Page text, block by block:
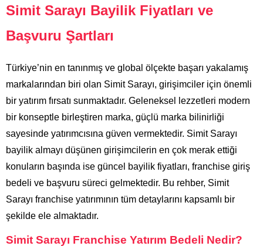
Simit Sarayı Bayilik Fiyatları ve
Başvuru Şartları
Türkiye’nin en tanınmış ve global ölçekte başarı yakalamış
markalarından biri olan Simit Sarayı, girişimciler için önemli
bir yatırım fırsatı sunmaktadır. Geleneksel lezzetleri modern
bir konseptle birleştiren marka, güçlü marka bilinirliği
sayesinde yatırımcısına güven vermektedir. Simit Sarayı
bayilik almayı düşünen girişimcilerin en çok merak ettiği
konuların başında ise güncel bayilik fiyatları, franchise giriş
bedeli ve başvuru süreci gelmektedir. Bu rehber, Simit
Sarayı franchise yatırımının tüm detaylarını kapsamlı bir
şekilde ele almaktadır.
Simit Sarayı Franchise Yatırım Bedeli Nedir?